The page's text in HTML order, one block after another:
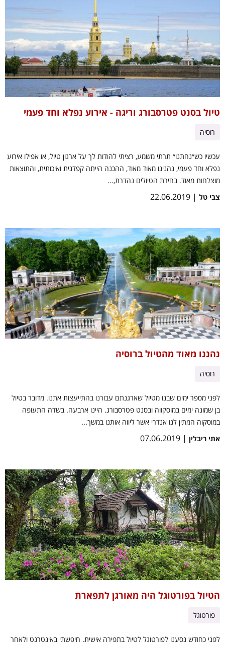
טיול בסנט פטרסבורג וריגה - אירוע נפלא וחד פעמי
רוסיה
עכשיו כש״נחתנו״ תרתי משמע, רציתי להודות לך על ארגון טיול, או אפילו אירוע
נפלא וחד פעמי, נהנינו מאוד מאוד, ההכנה הייתה קפדנית ואיכותית, והתוצאות
מוצלחות מאוד. בחירת הטיולים נהדרת,...
צבי טל | 22.06.2019
נהננו מאוד מהטיול ברוסיה
רוסיה
לפני מספר ימים שבנו מטיול שארגנתם עבורנו בהתייעצות אתנו. מדובר בטיול
בן שמונה ימים במוסקווה ובסנט פטרסבורג. היינו ארבעה. בשדה התעופה
במוסקוה המתין לנו אנדרי אשר ליווה אותנו במשך...
אתי ריבלין | 07.06.2019
הטיול בפורטוגל היה מאורגן לתפארת
פורטוגל
לפני כחודש נסענו לפורטוגל לטיול בתפירה אישית. חיפשתי באינטרנט ולאחר